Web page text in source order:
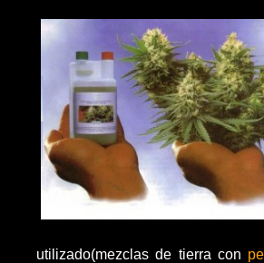
utilizado(mezclas de tierra con